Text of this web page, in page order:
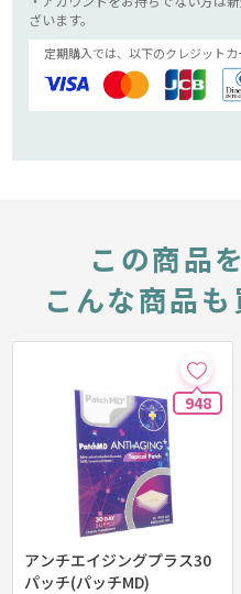
ざいます。
定期購入では、以下のクレジット
この商品
こんな商品も
948
アンチエイジングプラス30
パッチ(パッチMD)